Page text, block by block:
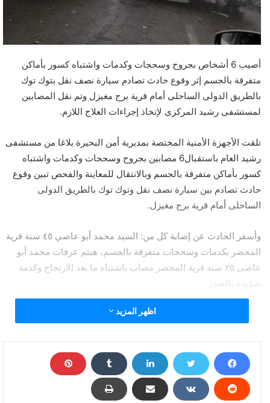
أصيب 6 أشخاص بجروح وسحجات وكدمات واشتباه كسور بأماكن
متفرقة بالجسم إثر وقوع حادث تصادم سيارة نصف نقل بتوك توك
بالطريق الدولى الساحلى أمام قرية برج مغيزل وتم نقل المصابين
لمستشفى رشيد المركزى لإتخاذ إجراءات العلاج اللازم.
تلقت الأجهزة الأمنية المختصة بمديرية أمن البحيرة بلاغا من مستشفى
رشيد العام باستقبال6 مصابين بجروح وسحجات وكدمات واشتباه
كسور بأماكن متفرقة بالجسم وبالانتقال للمعاينة والفحص تبين وقوع
حادث تصادم بين سيارة نصف نقل وتوك توك بالطريق الدولى
الساحلى أمام قرية برج مغيزل.
وأسفر الحادث عن إصابة كل من: السيد محمد أبو عاصي ٤٥ سنة قرية
المحضر بكدمات وسحجات متفرقة بالجسم، هيثم عرفات محمد أبو
عاصى ٢٥ سنه قرية المحضر مصاب باشتباه ما بعد الارتجاج وكدمة
شديدة بالصدر.
الرأس، وراضى حجازى المغربي ٤٢ سنة مطوبس مصاب بجروح
متعددة بالجسم وكدمات بالرأس و كدمة شديدة بالظهر واشتباه ما بعد
الارتجاج،و محمد محمد جروان ١٥ سنة مطوبس مصاب باشتباه ما بعد
الارتجاج وكدمات وسحجات متفرقة بالجسم وكدمة شديدة بالركبة،و
اظهر المزيد